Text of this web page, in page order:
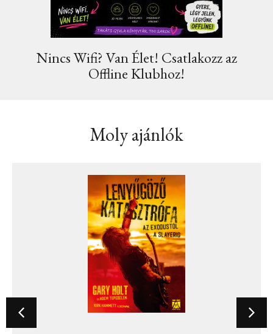
Nincs Wifi? Van Élet! Csatlakozz az
Offline Klubhoz!
Moly ajánlók